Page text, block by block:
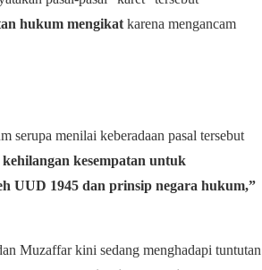
hukum mengikatkarena mengancam
serupa menilai keberadaan pasal tersebut
kesempatan untuk
UUD 1945 dan prinsip negara hukum,”
Muzaffar kini sedang menghadapi tuntutan